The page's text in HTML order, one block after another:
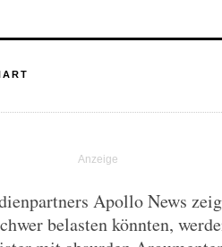
Apollo News
belasten könnten,